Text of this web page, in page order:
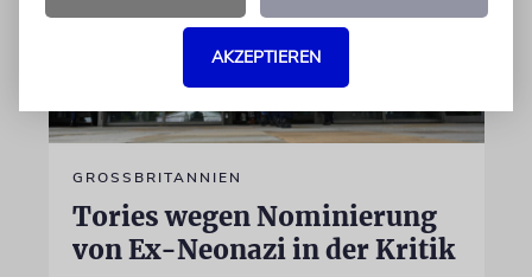
GROSSBRITANNIEN
Tories wegen Nominierung
von Ex-Neonazi in der Kritik
AKZEPTIEREN